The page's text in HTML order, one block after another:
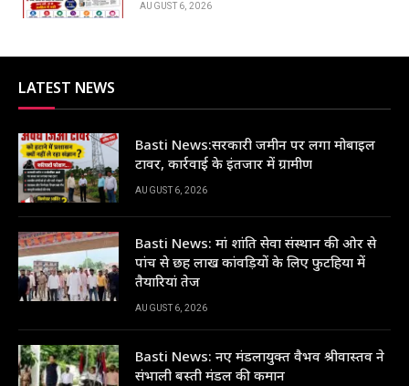
AUGUST 6, 2026
LATEST NEWS
Basti News:सरकारी जमीन पर लगा मोबाइल
टावर, कार्रवाई के इंतजार में ग्रामीण
AUGUST 6, 2026
Basti News: मां शांति सेवा संस्थान की ओर से
पांच से छह लाख कांवड़ियों के लिए फुटहिया में
तैयारियां तेज
AUGUST 6, 2026
Basti News: नए मंडलायुक्त वैभव श्रीवास्तव ने
संभाली बस्ती मंडल की कमान